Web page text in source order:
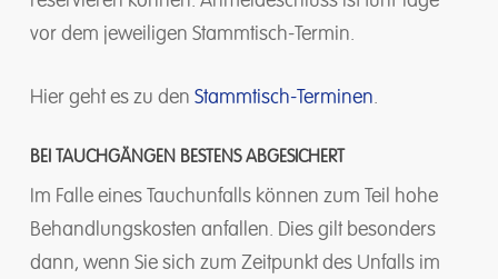
vor dem jeweiligen Stammtisch-Termin.
Hier geht es zu den Stammtisch-Terminen.
BEI TAUCHGÄNGEN BESTENS ABGESICHERT
Im Falle eines Tauchunfalls können zum Teil hohe
Behandlungskosten anfallen. Dies gilt besonders
dann, wenn Sie sich zum Zeitpunkt des Unfalls im